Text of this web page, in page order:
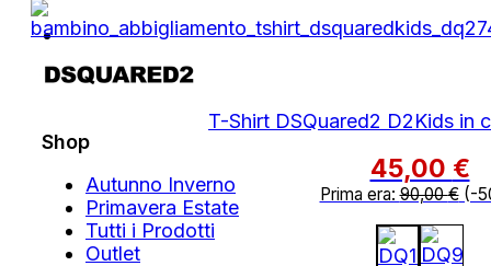
T-Shirt DSQuared2 D2Kids in
45,00 €
Prima era:90,00€(-
Shop
Autunno Inverno
Primavera Estate
Tutti i Prodotti
Outlet